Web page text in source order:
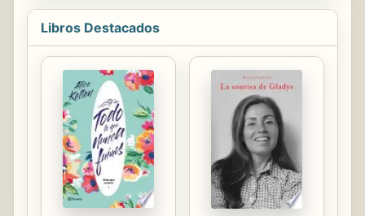
despertarán y qué conflictos
surgirán ahora que su grupo viajará a
Nagasaki, la ciudad donde murió la
madre de Kou? Aoharaido 10 estará
lleno de diversión, lágrimas y
atardeceres. Frases:• Ahora que lo
pienso, ¿alguna vez sentiste una
pizca de emoción mientras estabas
conmigo?• De ...
Libros Destacados